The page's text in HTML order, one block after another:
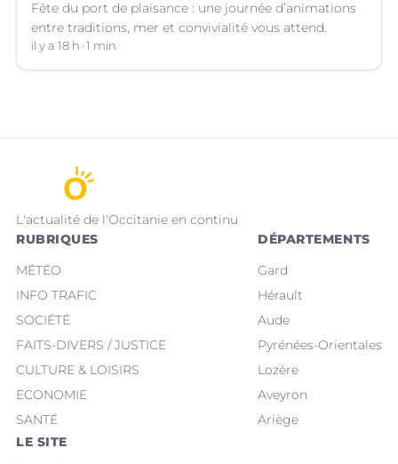
Fête du port de plaisance : une journée d’animations
entre traditions, mer et convivialité vous attend.
il y a 18 h 1 min
L'actualité de l'Occitanie en continu
RUBRIQUES
MÉTÉO
INFO TRAFIC
SOCIÉTÉ
FAITS-DIVERS / JUSTICE
CULTURE & LOISIRS
ECONOMIE
SANTÉ
DÉPARTEMENTS
Gard
Hérault
Aude
Pyrénées-Orientales
Lozère
Aveyron
Ariège
LE SITE